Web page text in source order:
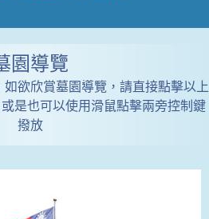
園導覽
欲欣賞墓園導覽，請直接點擊以上
是也可以使用滑鼠點擊兩旁控制鍵
撥放